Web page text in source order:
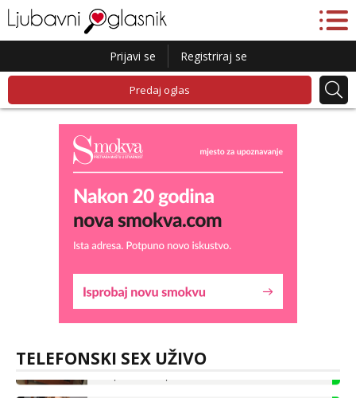
Prijavi se Registriraj se
Predaj oglas
TELEFONSKI SEX UŽIVO
Tel:064/677-677 - Kod: #04
tel:0,93€ - mob:1,12€ min